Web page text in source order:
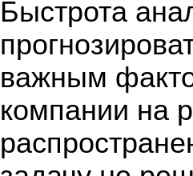
Быстрота
важным
компании на